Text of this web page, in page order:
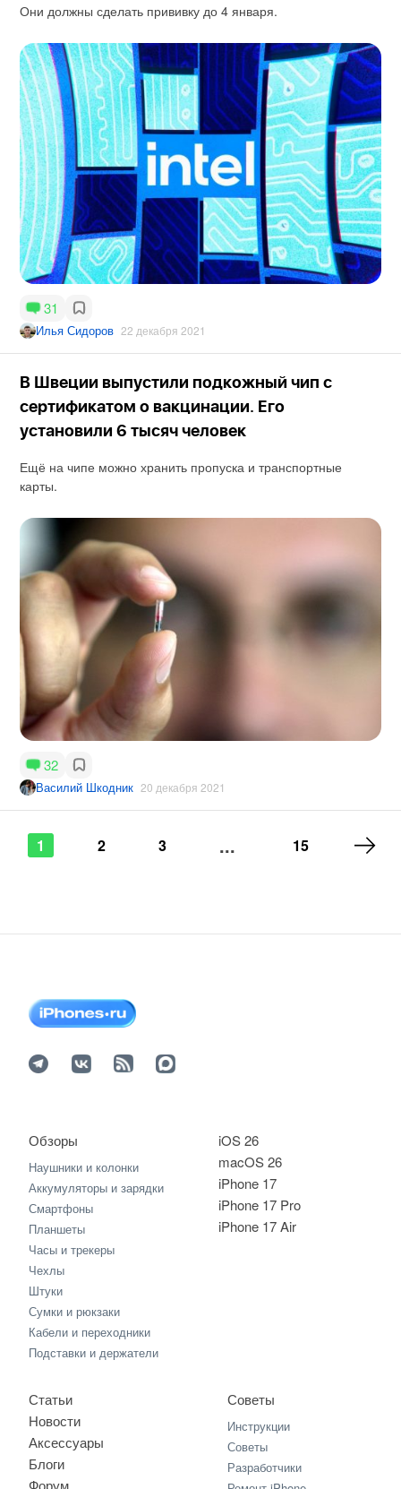
Они должны сделать прививку до 4 января.
31
Илья Сидоров 22 декабря 2021
В Швеции выпустили подкожный чип с
сертификатом о вакцинации. Его
установили 6 тысяч человек
Ещё на чипе можно хранить пропуска и транспортные
карты.
32
Василий Шкодник 20 декабря 2021
1 2 3 ... 15
iOS 26
macOS 26
iPhone 17
iPhone 17 Pro
iPhone 17 Air
Обзоры
Наушники и колонки
Аккумуляторы и зарядки
Смартфоны
Планшеты
Часы и трекеры
Чехлы
Штуки
Сумки и рюкзаки
Кабели и переходники
Подставки и держатели
Статьи
Новости
Аксессуары
Блоги
Форум
Советы
Инструкции
Советы
Разработчики